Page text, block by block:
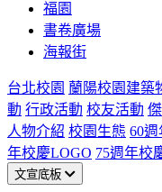
福園
書卷廣場
海報街
台北校園 蘭陽校園建築
動 行政活動 校友活動
人物介紹 校園生態 60
年校慶LOGO 75週年校
文宣底板